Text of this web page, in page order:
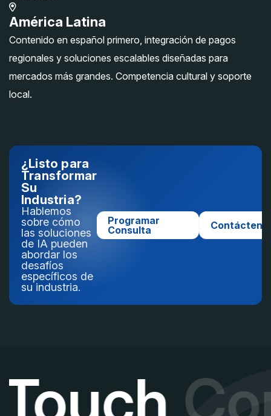
América Latina
Contenido en español primero, integración de pagos
regionales y soluciones escalables diseñadas para
mercados más grandes. Competencia cultural y soporte
local.
¿Listo para
Transformar
Su
Industria?
Hablemos
sobre cómo
las soluciones
de IA pueden
abordar los
desafíos
específicos de
su industria.
Programar
Consulta